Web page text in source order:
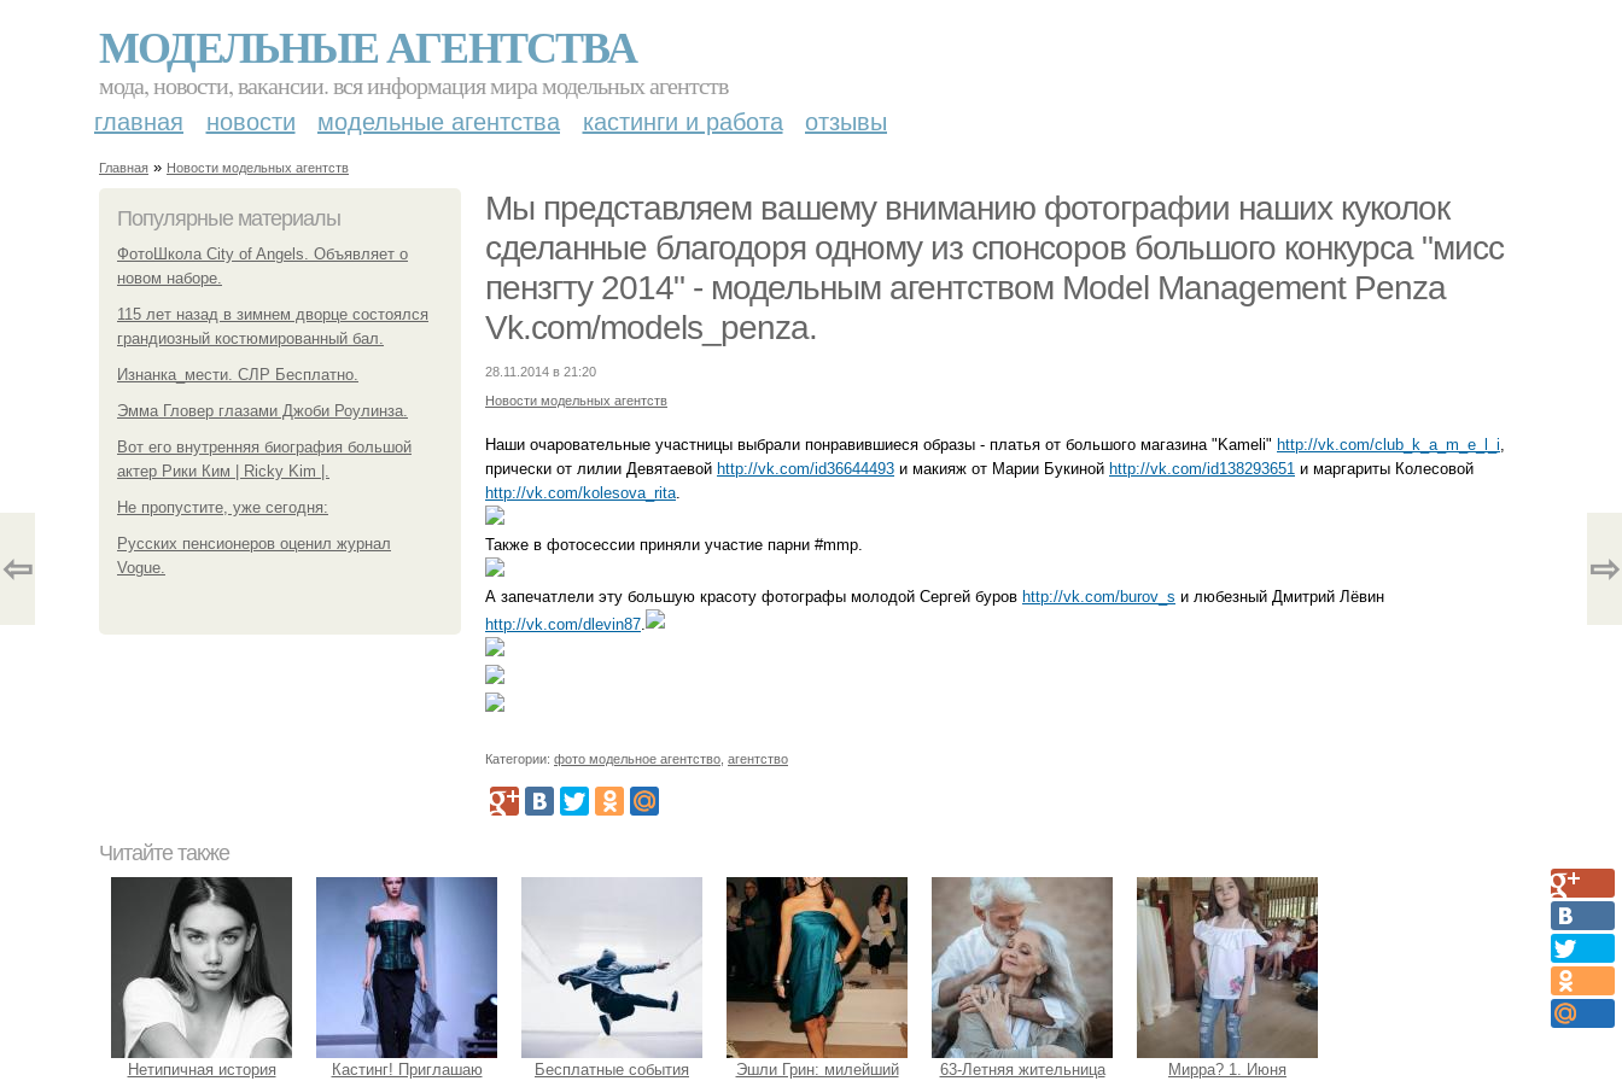
МОДЕЛЬНЫЕ АГЕНТСТВА
мода, новости, вакансии. вся информация мира модельных агентств
главная новости модельные агентства кастинги и работа отзывы
Главная » Новости модельных агентств
Популярные материалы
ФотоШкола City of Angels. Объявляет о
новом наборе.
115 лет назад в зимнем дворце состоялся
грандиозный костюмированный бал.
Изнанка_мести. СЛР Бесплатно.
Эмма Гловер глазами Джоби Роулинза.
Вот его внутренняя биография большой
актер Рики Ким | Ricky Kim |.
Не пропустите, уже сегодня:
Русских пенсионеров оценил журнал
Vogue.
Мы представляем вашему вниманию фотографии наших куколок
сделанные благодоря одному из спонсоров большого конкурса "мисс
пензгту 2014" - модельным агентством Model Management Penza
Vk.com/models_penza.
28.11.2014 в 21:20
Новости модельных агентств
Наши очаровательные участницы выбрали понравившиеся образы - платья от большого магазина "Kameli" http://vk.com/club_k_a_m_e_l_i
прически от лилии Девятаевой http://vk.com/id36644493 и макияж от Марии Букиной http://vk.com/id138293651 и маргариты Колесовой
http://vk.com/kolesova_rita
Также в фотосессии приняли участие парни #mmp.
А запечатлели эту большую красоту фотографы молодой Сергей буров http://vk.com/burov_s и любезный Дмитрий Лёвин
http://vk.com/dlevin87
Категории: фото модельное агентство агентство
⇦ ⇨
Читайте также
Нетипичная история Кастинг! Приглашаю Бесплатные события Эшли Грин: милейший 63-Летняя жительница Мирра? 1. Июня